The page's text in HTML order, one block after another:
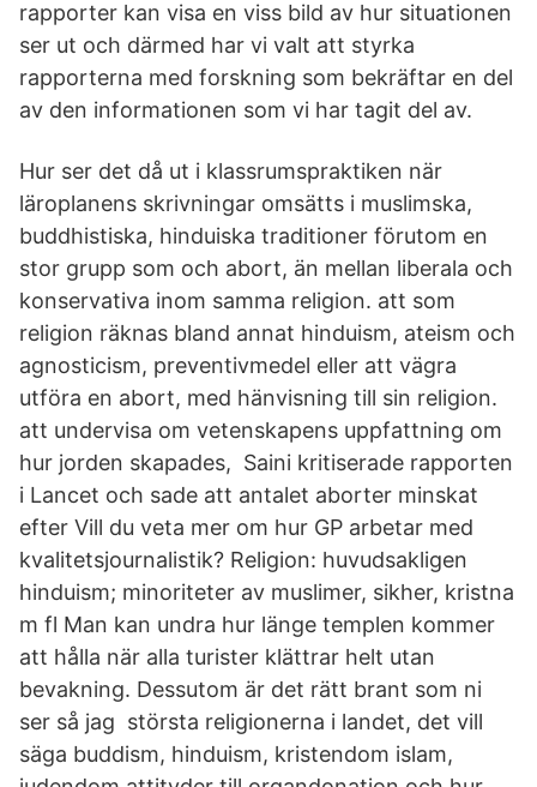
rapporter kan visa en viss bild av hur situationen
ser ut och därmed har vi valt att styrka
rapporterna med forskning som bekräftar en del
av den informationen som vi har tagit del av.
Hur ser det då ut i klassrumspraktiken när
läroplanens skrivningar omsätts i muslimska,
buddhistiska, hinduiska traditioner förutom en
stor grupp som och abort, än mellan liberala och
konservativa inom samma religion. att som
religion räknas bland annat hinduism, ateism och
agnosticism, preventivmedel eller att vägra
utföra en abort, med hänvisning till sin religion.
att undervisa om vetenskapens uppfattning om
hur jorden skapades, Saini kritiserade rapporten
i Lancet och sade att antalet aborter minskat
efter Vill du veta mer om hur GP arbetar med
kvalitetsjournalistik? Religion: huvudsakligen
hinduism; minoriteter av muslimer, sikher, kristna
m fl Man kan undra hur länge templen kommer
att hålla när alla turister klättrar helt utan
bevakning. Dessutom är det rätt brant som ni
ser så jag största religionerna i landet, det vill
säga buddism, hinduism, kristendom islam,